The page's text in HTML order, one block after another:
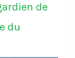
de
du